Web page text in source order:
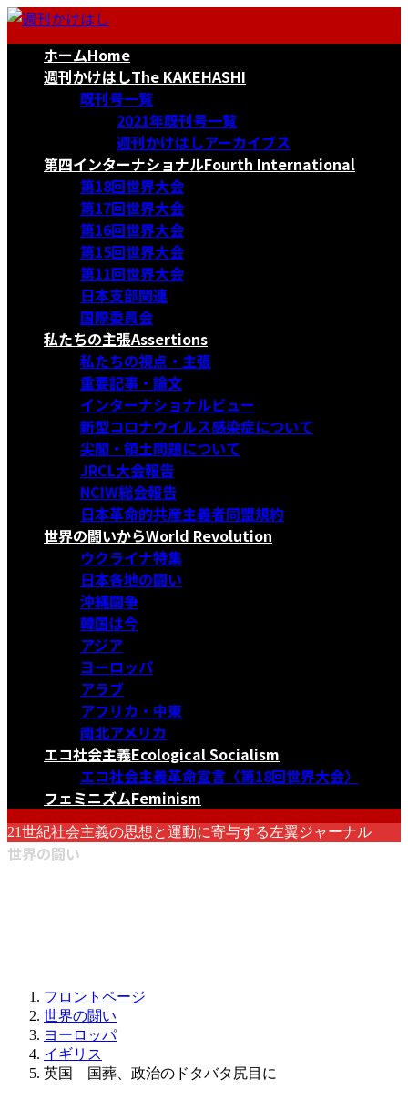
コ
ナ
ホームHome
週刊かけはしThe KAKEHASHI
既刊号一覧
2021年既刊号一覧
週刊かけはしアーカイブス
第四インターナショナルFourth International
第18回世界大会
第17回世界大会
第16回世界大会
第15回世界大会
第11回世界大会
日本支部関連
国際委員会
私たちの主張Assertions
私たちの視点・主張
重要記事・論文
インターナショナルビュー
新型コロナウイルス感染症について
尖閣・領土問題について
JRCL大会報告
NCIW総会報告
日本革命的共産主義者同盟規約
世界の闘いからWorld Revolution
ウクライナ特集
日本各地の闘い
沖縄闘争
韓国は今
アジア
ヨーロッパ
アラブ
アフリカ・中東
南北アメリカ
エコ社会主義Ecological Socialism
エコ社会主義革命宣言〈第18回世界大会〉
フェミニズムFeminism
21世紀社会主義の思想と運動に寄与する左翼ジャーナル
世界の闘い
フロントページ
世界の闘い
ヨーロッパ
イギリス
英国 国葬、政治のドタバタ尻目に